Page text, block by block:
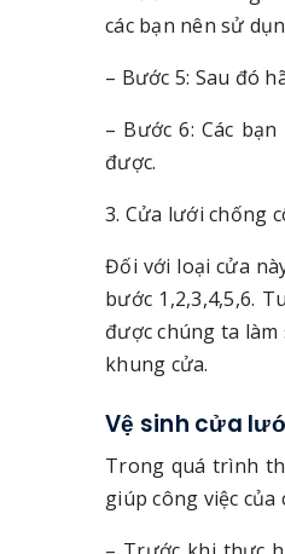
các bạn nên sử
– Bước 5: Sau đó
– Bước 6: Các
được.
3. Cửa lưới chống
Đối với loại cửa
bước 1,2,3,4,5,6.
được chúng ta
khung cửa.
Vệ sinh cửa
Trong quá trình
giúp công việc